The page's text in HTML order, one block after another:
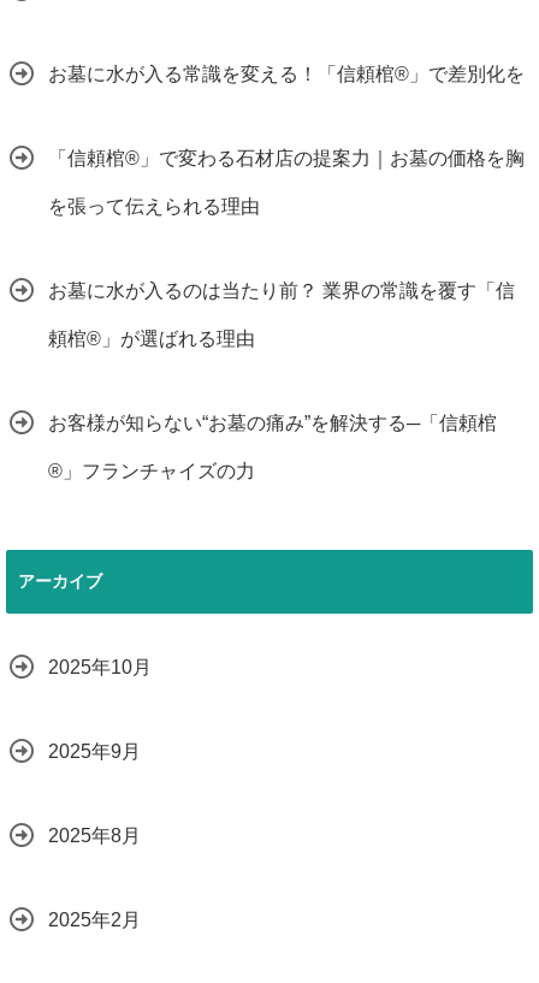
お墓に水が入る常識を変える！「信頼棺®」で差別化を
「信頼棺®」で変わる石材店の提案力｜お墓の価格を胸
を張って伝えられる理由
お墓に水が入るのは当たり前？ 業界の常識を覆す「信
頼棺®」が選ばれる理由
お客様が知らない“お墓の痛み”を解決する─「信頼棺
®」フランチャイズの力
アーカイブ
2025年10月
2025年9月
2025年8月
2025年2月